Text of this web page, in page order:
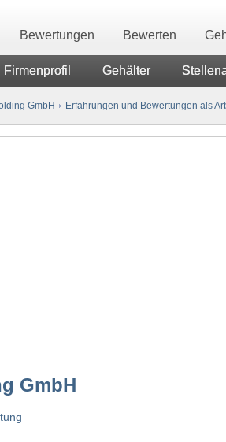
Bewertungen Bewerten
Firmenprofil Gehälter
GmbH Erfahrungen und Bewertungen als
GmbH